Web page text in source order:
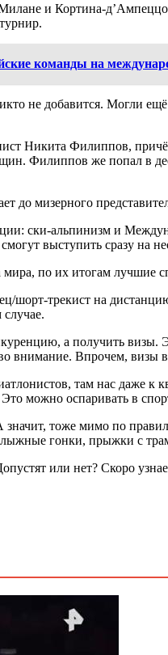
и
команды на
не добавится. Могли
Никита Филиппов,
Филиппов же попал в
до мизерного
ски-альпинизм и
выступить сразу на
мира, по их итогам
шорт-трекист на
а получить
внимание. Впрочем,
там нас даже
можно оспаривать в
значит, тоже мимо по
лыжные гонки, прыжки с
или нет? Скоро